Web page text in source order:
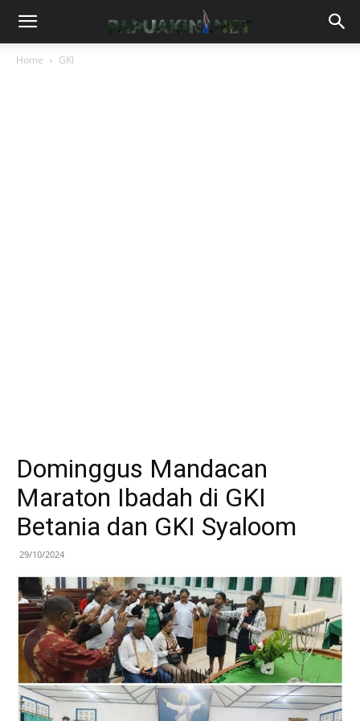
Home GKI
Dominggus Mandacan
Maraton Ibadah di GKI
Betania dan GKI Syaloom
29/10/2024